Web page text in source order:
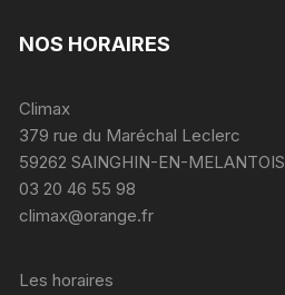
NOS HORAIRES
Climax
379 rue du Maréchal Leclerc
59262 SAINGHIN-EN-MELANTOIS
03 20 46 55 98
climax@orange.fr
Les horaires